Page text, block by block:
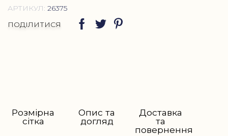
АРТИКУЛ: 26375
ПОДІЛИТИСЯ
Розмірна
сітка
Опис та
догляд
Доставка
та
повернення